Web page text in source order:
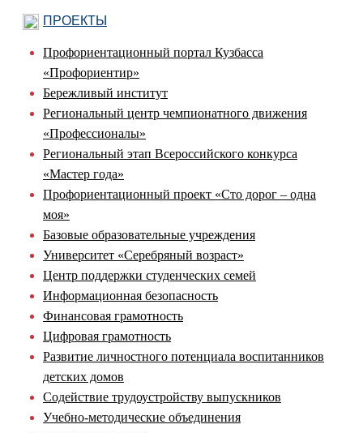
ПРОЕКТЫ
Профориентационный портал Кузбасса
«Профориентир»
Бережливый институт
Региональный центр чемпионатного движения
«Профессионалы»
Региональный этап Всероссийского конкурса
«Мастер года»
Профориентационный проект «Сто дорог – одна
моя»
Базовые образовательные учреждения
Университет «Серебряный возраст»
Центр поддержки студенческих семей
Информационная безопасность
Финансовая грамотность
Цифровая грамотность
Развитие личностного потенциала воспитанников
детских домов
Содействие трудоустройству выпускников
Учебно-методические объединения